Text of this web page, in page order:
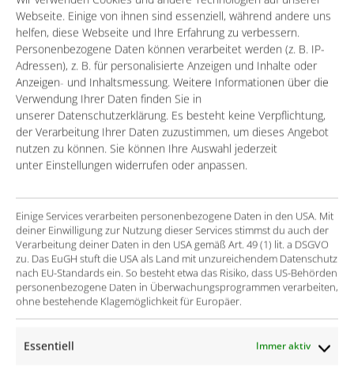
Webseite. Einige von ihnen sind essenziell, während andere uns
helfen, diese Webseite und Ihre Erfahrung zu verbessern.
Personenbezogene Daten können verarbeitet werden (z. B. IP-
Adressen), z. B. für personalisierte Anzeigen und Inhalte oder
Anzeigen- und Inhaltsmessung. Weitere Informationen über die
Verwendung Ihrer Daten finden Sie in
unserer Datenschutzerklärung. Es besteht keine Verpflichtung,
der Verarbeitung Ihrer Daten zuzustimmen, um dieses Angebot
nutzen zu können. Sie können Ihre Auswahl jederzeit
unter Einstellungen widerrufen oder anpassen.
Einige Services verarbeiten personenbezogene Daten in den USA. Mit
deiner Einwilligung zur Nutzung dieser Services stimmst du auch der
Verarbeitung deiner Daten in den USA gemäß Art. 49 (1) lit. a DSGVO
zu. Das EuGH stuft die USA als Land mit unzureichendem Datenschutz
nach EU-Standards ein. So besteht etwa das Risiko, dass US-Behörden
personenbezogene Daten in Überwachungsprogrammen verarbeiten,
ohne bestehende Klagemöglichkeit für Europäer.
Essentiell Immer aktiv
Finden Sie mit zwei anonymen Clicks heraus, welchen
Nutzen Sie aus der Digitalisierung Ihrer Kern-Prozesse
ziehen können.
Bitte wählen Sie Ihre Branche (1/2)
Professional Services Manufacturing
Das passt nicht für Ihre Situation? Hier finden Sie alle
Services & Solutions »